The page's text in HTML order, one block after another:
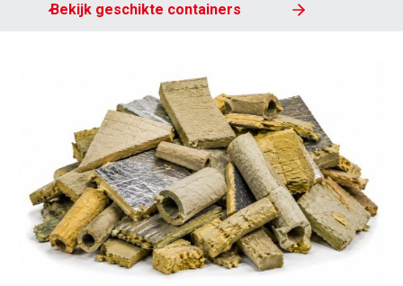
MEER VAN SPELT
Nieuws
Bekijk geschikte containers